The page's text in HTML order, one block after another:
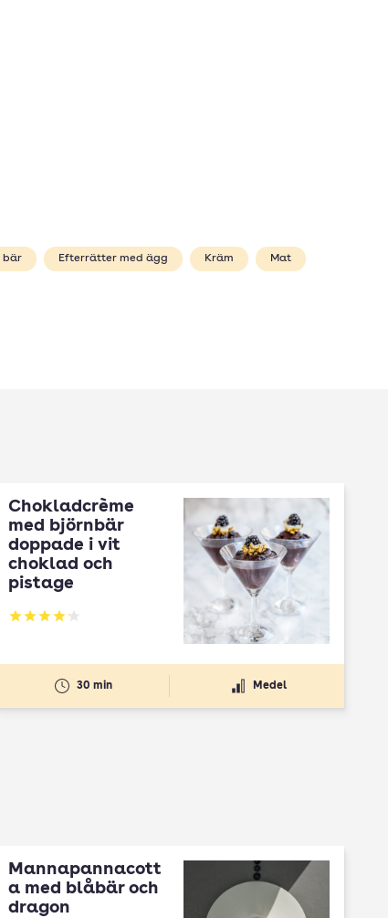
bär Efterrätter med ägg Kräm Mat
Chokladcrème
med björnbär
doppade i vit
choklad och
pistage
Betyg: 4.11 av 5
30 min Medel
Mannapannacott
a med blåbär och
dragon